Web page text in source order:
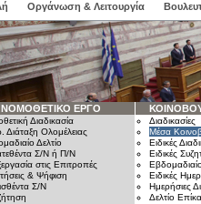
Οργάνωση & Λειτουργία
ΝΟΜΟΘΕΤΙΚΟ ΕΡΓΟ
Διαδικασία
Διάταξη Ολομέλειας
Δελτίο
Σ/Ν ή Π/Ν
στις Επιτροπές
& Ψήφιση
Σ/Ν
Διαδικασίες
Μέσα
Ειδικές
Ειδικές
Ειδικές
Ημερήσιες
Δελτίο